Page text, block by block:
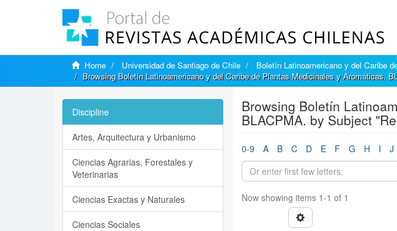
Home Universidad de Santiago de Chile
Boletín Latinoamericano y del Caribe
Browsing Boletín Latinoamericano y del Caribe de Plantas Medicinales y Aromáticas.
Browsing Boletín
BLACPMA. by Subject
0-9 A B C D E F G H I J
Now showing items 1-1 of 1
Discipline
Artes, Arquitectura y Urbanismo
Ciencias Agrarias, Forestales y
Veterinarias
Ciencias Exactas y Naturales
Ciencias Sociales